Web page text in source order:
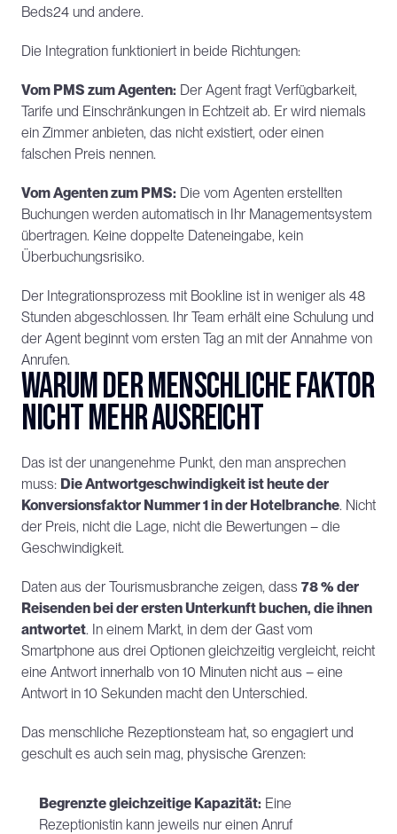
Beds24 und andere.
Die Integration funktioniert in beide Richtungen:
Vom PMS zum Agenten: Der Agent fragt Verfügbarkeit,
Tarife und Einschränkungen in Echtzeit ab. Er wird niemals
ein Zimmer anbieten, das nicht existiert, oder einen
falschen Preis nennen.
Vom Agenten zum PMS: Die vom Agenten erstellten
Buchungen werden automatisch in Ihr Managementsystem
übertragen. Keine doppelte Dateneingabe, kein
Überbuchungsrisiko.
Der Integrationsprozess mit Bookline ist in weniger als 48
Stunden abgeschlossen. Ihr Team erhält eine Schulung und
der Agent beginnt vom ersten Tag an mit der Annahme von
Anrufen.
Warum der menschliche Faktor
nicht mehr ausreicht
Das ist der unangenehme Punkt, den man ansprechen
muss: Die Antwortgeschwindigkeit ist heute der
Konversionsfaktor Nummer 1 in der Hotelbranche. Nicht
der Preis, nicht die Lage, nicht die Bewertungen – die
Geschwindigkeit.
Daten aus der Tourismusbranche zeigen, dass 78 % der
Reisenden bei der ersten Unterkunft buchen, die ihnen
antwortet. In einem Markt, in dem der Gast vom
Smartphone aus drei Optionen gleichzeitig vergleicht, reicht
eine Antwort innerhalb von 10 Minuten nicht aus – eine
Antwort in 10 Sekunden macht den Unterschied.
Das menschliche Rezeptionsteam hat, so engagiert und
geschult es auch sein mag, physische Grenzen:
Begrenzte gleichzeitige Kapazität: Eine
Rezeptionistin kann jeweils nur einen Anruf